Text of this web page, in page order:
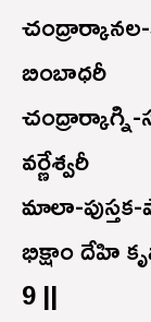
బింబాధరీ
వర్ణేశ్వరీ
మాలా-
భిక్షాం దేహి
9 ||